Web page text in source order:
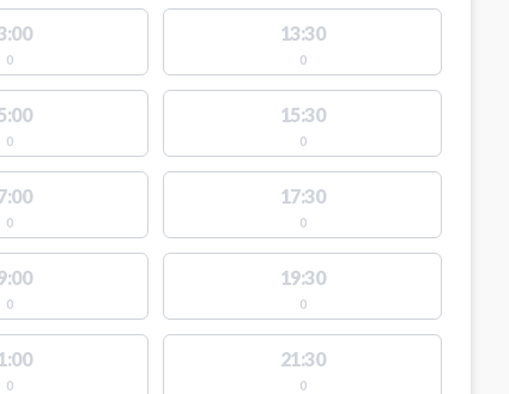
0
13:30
0
0
15:30
0
0
17:30
0
0
19:30
0
0
21:30
0